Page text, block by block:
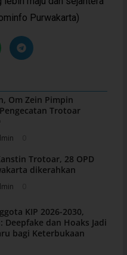
Purwakarta)
Om Zein Pimpin
Trotoar
Trotoar, 28 OPD
dikerahkan
KIP 2026-2030,
Deepfake dan Hoaks Jadi
bagi Keterbukaan